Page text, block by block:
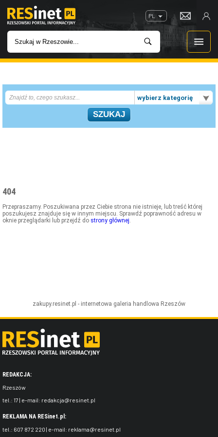
PL
INWESTYCJE
IMPREZY
GASTRONOMIA
wybierz kategorię
404
Przepraszamy. Poszukiwana przez Ciebie strona nie istnieje, lub treść której
poszukujesz znajduje się w innym miejscu. Sprawdź poprawność adresu w
oknie przeglądarki lub przejdź do strony głównej.
zakupy.resinet.pl - internetowa galeria handlowa Rzeszów
REDAKCJA:
Rzeszów
tel.: 17 | e-mail: redakcja@resinet.pl
REKLAMA NA RESinet.pl:
tel.: 607 872 220 | e-mail: reklama@resinet.pl